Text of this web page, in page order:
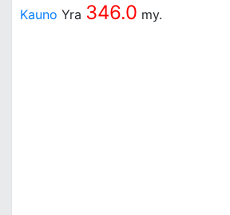
Kauno Yra 346.0 my.